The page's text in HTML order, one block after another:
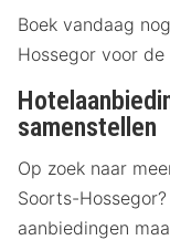
Boek vandaag
Hossegor voor
samenstellen
Op zoek naar
Soorts-
aanbiedingen